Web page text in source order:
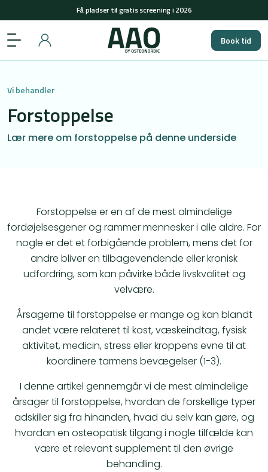
+45 29848558(man-tors: 08-15 & fre: 08-12)
Få pladser til gratis screening i 2026
+45 29848558(man-tors: 08-15 & fre: 08-12)
Få pladser til gratis screening i 2026
Book tid
Vi behandler
Forstoppelse
Lær mere om forstoppelse på denne underside
Forstoppelse er en af de mest almindelige
fordøjelsesgener og rammer mennesker i alle aldre. For
nogle er det et forbigående problem, mens det for
andre bliver en tilbagevendende eller kronisk
udfordring, som kan påvirke både livskvalitet og
velvære.
Årsagerne til forstoppelse er mange og kan blandt
andet være relateret til kost, væskeindtag, fysisk
aktivitet, medicin, stress eller kroppens evne til at
koordinere tarmens bevægelser (1-3).
I denne artikel gennemgår vi de mest almindelige
årsager til forstoppelse, hvordan de forskellige typer
adskiller sig fra hinanden, hvad du selv kan gøre, og
hvordan en osteopatisk tilgang i nogle tilfælde kan
være et relevant supplement til den øvrige
behandling.